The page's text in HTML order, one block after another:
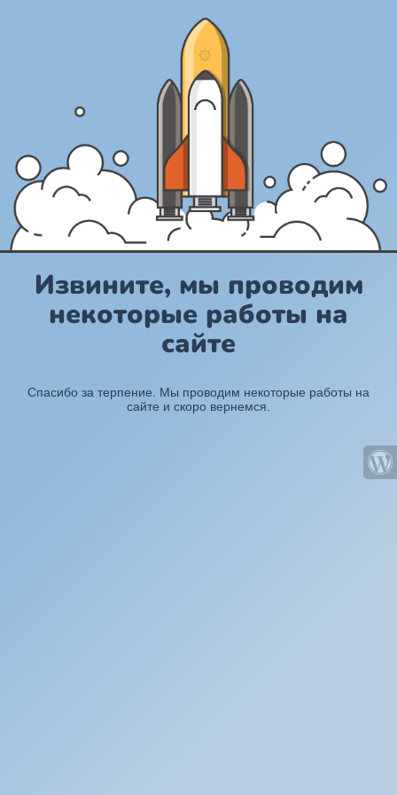
Извините, мы проводим
некоторые работы на
сайте
Спасибо за терпение. Мы проводим некоторые работы на
сайте и скоро вернемся.